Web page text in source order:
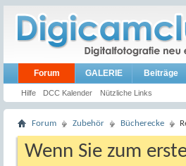
Forum
Hilfe DCC Kalender Nützliche Links
GALERIE Beiträge
Forum Zubehör Bücherecke
Wenn Sie zum